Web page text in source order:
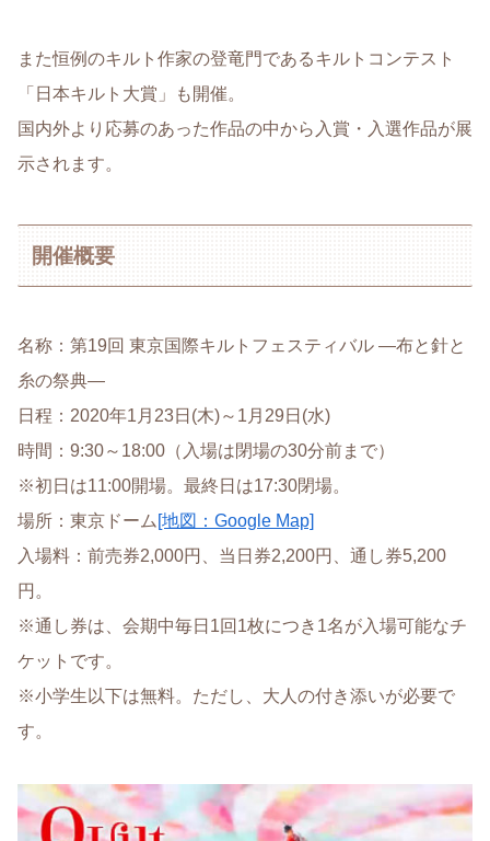
また恒例のキルト作家の登竜門であるキルトコンテスト
「日本キルト大賞」も開催。
国内外より応募のあった作品の中から入賞・入選作品が展
示されます。
開催概要
名称：第19回 東京国際キルトフェスティバル ―布と針と
糸の祭典―
日程：2020年1月23日(木)～1月29日(水)
時間：9:30～18:00（入場は閉場の30分前まで）
※初日は11:00開場。最終日は17:30閉場。
場所：東京ドーム [地図：Google Map]
入場料：前売券2,000円、当日券2,200円、通し券5,200
円。
※通し券は、会期中毎日1回1枚につき1名が入場可能なチ
ケットです。
※小学生以下は無料。ただし、大人の付き添いが必要で
す。